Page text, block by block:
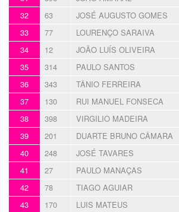
32 63 JOSÉ AUGUSTO GOMES
33 77 LOURENÇO SARAIVA
34 12 JOÃO LUÍS OLIVEIRA
35 314 PAULO SANTOS
36 343 TÂNIO FERREIRA
37 130 RUI MANUEL FONSECA
38 398 VIRGILIO MADEIRA
39 201 DUARTE BRUNO CÂMARA
40 248 JOSÉ TAVARES
41 27 PAULO MANAÇAS
42 78 TIAGO AGUIAR
43 170 LUIS MATEUS